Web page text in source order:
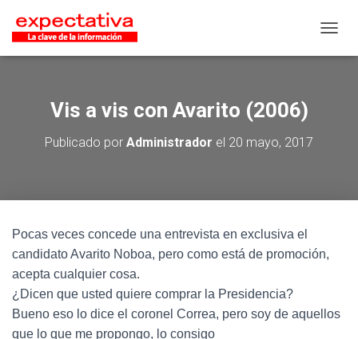
Vis a vis con Avarito (2006)
Publicado por Administrador el 20 mayo, 2017
Pocas veces concede una entrevista en exclusiva el
candidato Avarito Noboa, pero como está de promoción,
acepta cualquier cosa.
¿Dicen que usted quiere comprar la Presidencia?
Bueno eso lo dice el coronel Correa, pero soy de aquellos
que lo que me propongo, lo consigo